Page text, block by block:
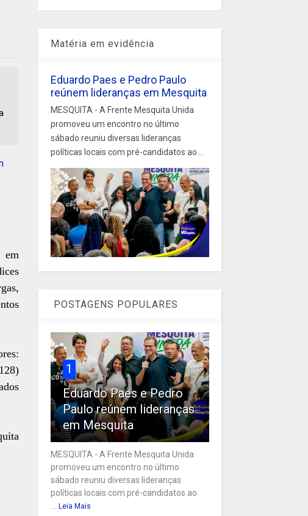
em
Matéria em evidência
Eduardo Paes e Pedro Paulo
reúnem lideranças em Mesquita
MESQUITA - A Frente Mesquita Unida
promoveu um encontro no último
sábado reuniu diversas lideranças
políticas locais com pré-candidatos ao ...
POSTAGENS POPULARES
1
Eduardo Paes e Pedro
Paulo reúnem lideranças
em Mesquita
MESQUITA - A Frente Mesquita Unida
promoveu um encontro no último
sábado reuniu diversas lideranças
políticas locais com pré-candidatos ao
... Leia Mais